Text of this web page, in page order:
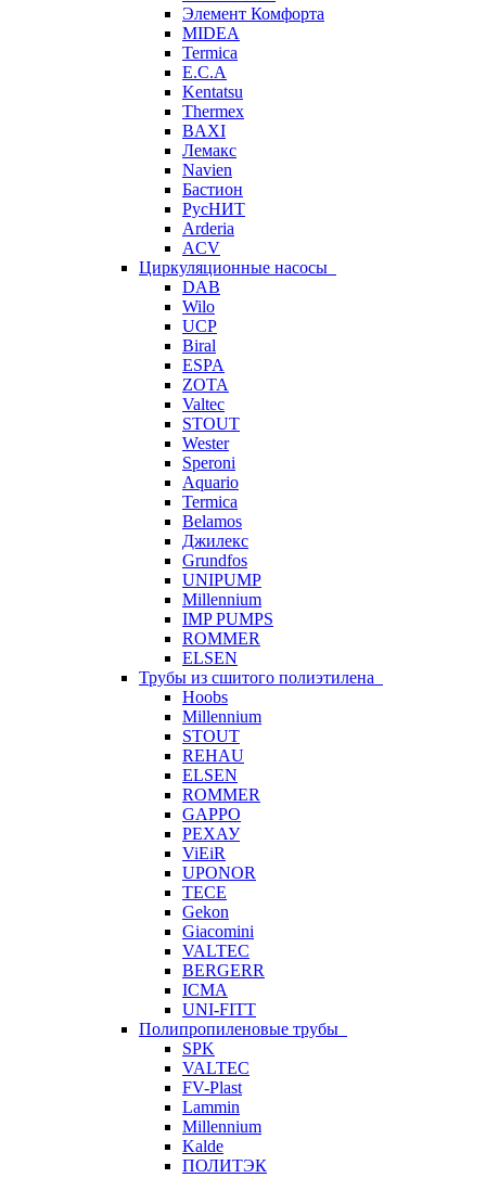
Элемент Комфорта
MIDEA
Termica
E.C.A
Kentatsu
Thermex
BAXI
Лемакс
Navien
Бастион
РусНИТ
Arderia
ACV
Циркуляционные насосы
DAB
Wilo
UCP
Biral
ESPA
ZOTA
Valtec
STOUT
Wester
Speroni
Aquario
Termica
Belamos
Джилекс
Grundfos
UNIPUMP
Millennium
IMP PUMPS
ROMMER
ELSEN
Трубы из сшитого полиэтилена
Hoobs
Millennium
STOUT
REHAU
ELSEN
ROMMER
GAPPO
РЕХАУ
ViEiR
UPONOR
TECE
Gekon
Giacomini
VALTEC
BERGERR
ICMA
UNI-FITT
Полипропиленовые трубы
SPK
VALTEC
FV-Plast
Lammin
Millennium
Kalde
ПОЛИТЭК